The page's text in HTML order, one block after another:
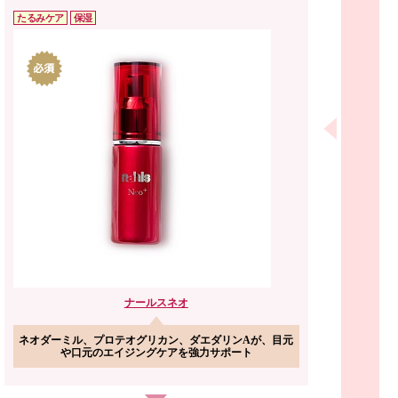
たるみケア 保湿
ナールスネオ
ネオダーミル、プロテオグリカン、ダエダリンAが、目元
や口元のエイジングケアを強力サポート